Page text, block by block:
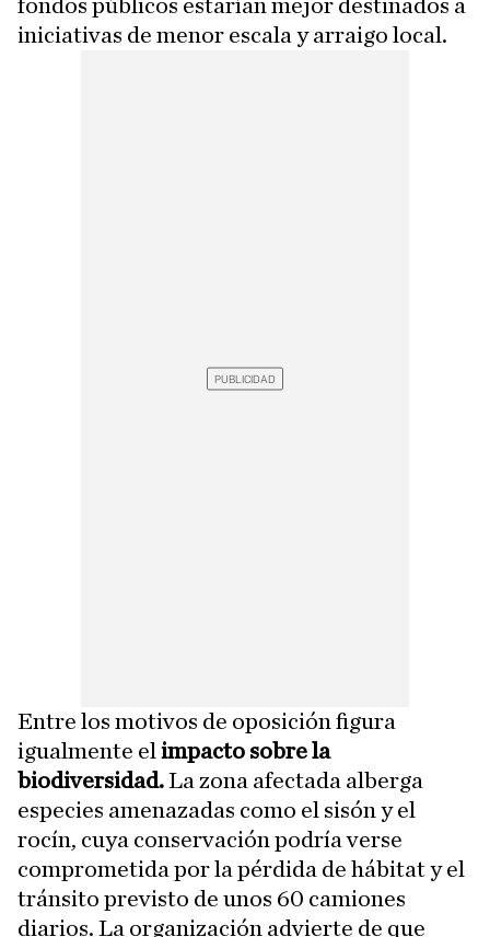
fondos públicos estarían mejor destinados a
iniciativas de menor escala y arraigo local.
Entre los motivos de oposición figura
igualmente el impacto sobre la
biodiversidad.La zona afectada alberga
especies amenazadas como el sisón y el
rocín, cuya conservación podría verse
comprometida por la pérdida de hábitat y el
tránsito previsto de unos 60 camiones
diarios. La organización advierte de que